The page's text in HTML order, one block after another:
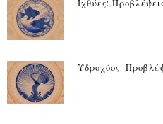
Ιχθύες:
Υδροχόος: